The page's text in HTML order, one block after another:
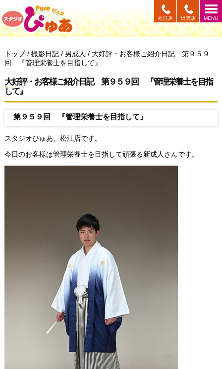
このページの本文へ
MENU
出雲店
松江店
現
在
位
置：
トップ/ 撮影日記/ 男成人 / 大好評・お客様ご紹介日記 第９５９
回 『管理栄養士を目指して』
大好評・お客様ご紹介日記 第９５９回 『管理栄養士を目指
して』
第９５９回 『管理栄養士を目指して』
スタジオぴゅあ、松江店です。
今日のお客様は管理栄養士を目指して頑張る新成人さんです。